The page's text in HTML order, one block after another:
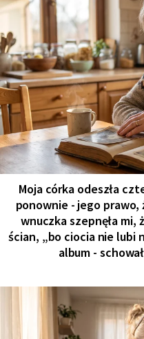
Moja córka odeszła
ponownie - jego
wnuczka szepnęła mi,
ścian, „bo ciocia nie lubi
album -